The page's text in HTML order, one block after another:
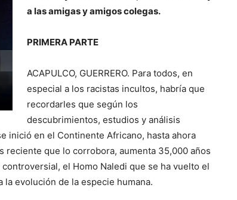
a las amigas y amigos colegas.
PRIMERA PARTE
ACAPULCO, GUERRERO. Para todos, en
especial a los racistas incultos, habría que
recordarles que según los
descubrimientos, estudios y análisis
inició en el Continente Africano, hasta ahora
reciente que lo corrobora, aumenta 35,000 años
el Homo Naledi que se ha vuelto el
evolución de la especie humana.